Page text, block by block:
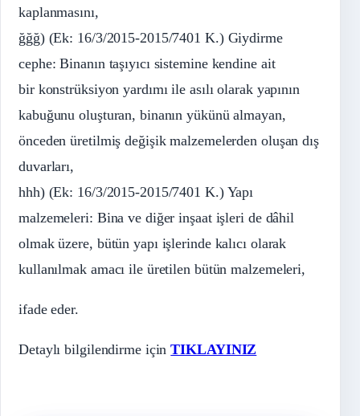
kaplanmasını,
ğğğ) (Ek: 16/3/2015-2015/7401 K.) Giydirme
cephe: Binanın taşıyıcı sistemine kendine ait
bir konstrüksiyon yardımı ile asılı olarak yapının
kabuğunu oluşturan, binanın yükünü almayan,
önceden üretilmiş değişik malzemelerden oluşan dış
duvarları,
hhh) (Ek: 16/3/2015-2015/7401 K.) Yapı
malzemeleri: Bina ve diğer inşaat işleri de dâhil
olmak üzere, bütün yapı işlerinde kalıcı olarak
kullanılmak amacı ile üretilen bütün malzemeleri,
ifade eder.
Detaylı bilgilendirme içinTIKLAYINIZ